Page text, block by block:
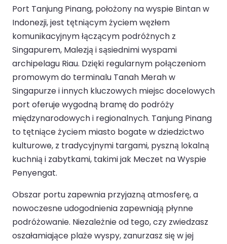
Port Tanjung Pinang, położony na wyspie Bintan w
Indonezji, jest tętniącym życiem węzłem
komunikacyjnym łączącym podróżnych z
Singapurem, Malezją i sąsiednimi wyspami
archipelagu Riau. Dzięki regularnym połączeniom
promowym do terminalu Tanah Merah w
Singapurze i innych kluczowych miejsc docelowych
port oferuje wygodną bramę do podróży
międzynarodowych i regionalnych. Tanjung Pinang
to tętniące życiem miasto bogate w dziedzictwo
kulturowe, z tradycyjnymi targami, pyszną lokalną
kuchnią i zabytkami, takimi jak Meczet na Wyspie
Penyengat.
Obszar portu zapewnia przyjazną atmosferę, a
nowoczesne udogodnienia zapewniają płynne
podróżowanie. Niezależnie od tego, czy zwiedzasz
oszałamiające plaże wyspy, zanurzasz się w jej